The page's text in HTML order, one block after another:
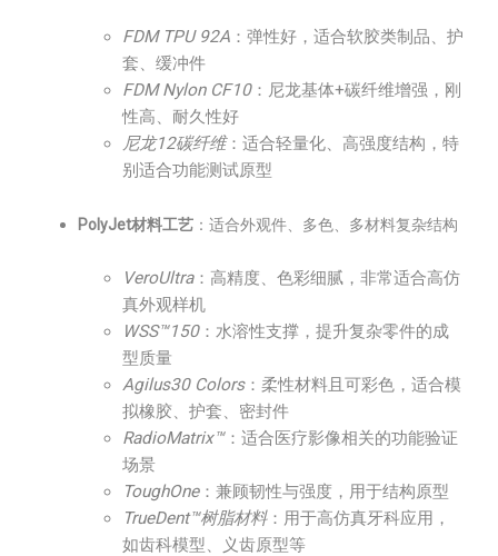
FDM TPU 92A ：弹性好，适合软胶类制品、护
套、缓冲件
FDM Nylon CF10：尼龙基体+碳纤维增强，刚
性高、耐久性好
尼龙12碳纤维：适合轻量化、高强度结构，特
别适合功能测试原型
PolyJet材料工艺 ：适合外观件、多色、多材料复杂结构
VeroUltra：高精度、色彩细腻，非常适合高仿
真外观样机
WSS™150：水溶性支撑，提升复杂零件的成
型质量
Agilus30 Colors：柔性材料且可彩色，适合模
拟橡胶、护套、密封件
RadioMatrix™：适合医疗影像相关的功能验证
场景
ToughOne：兼顾韧性与强度，用于结构原型
TrueDent™树脂材料：用于高仿真牙科应用，
如齿科模型、义齿原型等